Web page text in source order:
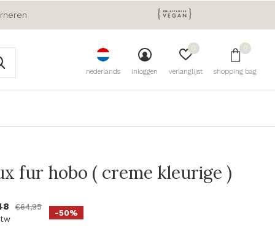
nederlands inloggen verlanglijst
0
shopping bag
0
fur hobo ( creme kleurige )
€64,95
-50%